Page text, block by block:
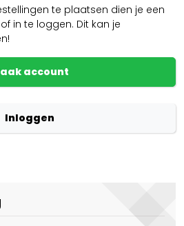
te plaatsen dien je een
in te loggen. Dit kan je
account
Inloggen